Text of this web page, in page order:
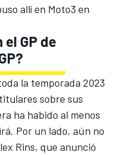
allí en Moto3 en
GP de
la temporada 2023
sobre sus
ha habido al menos
Por un lado, aún no
Rins, que anunció